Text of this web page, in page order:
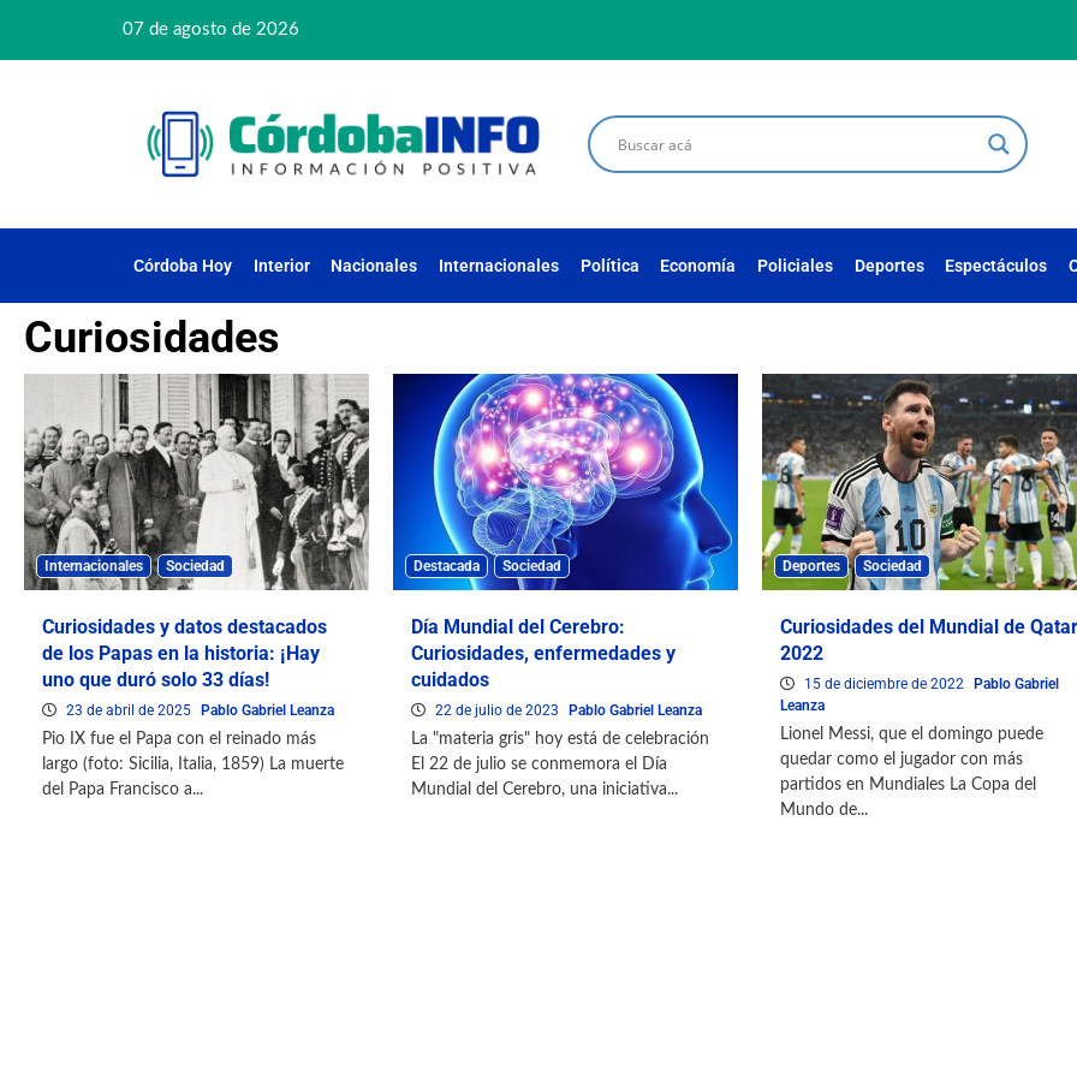
07 de agosto de 2026
Córdoba Hoy Interior Nacionales Internacionales Política Economía Policiales Deportes Espectáculos
Curiosidades
Internacionales Sociedad
Curiosidades y datos destacados
de los Papas en la historia: ¡Hay
uno que duró solo 33 días!
23 de abril de 2025
Pablo Gabriel Leanza
Pio IX fue el Papa con el reinado más
largo (foto: Sicilia, Italia, 1859) La muerte
del Papa Francisco a...
Destacada Sociedad
Día Mundial del Cerebro:
Curiosidades, enfermedades y
cuidados
22 de julio de 2023
Pablo Gabriel Leanza
La "materia gris" hoy está de celebración
El 22 de julio se conmemora el Día
Mundial del Cerebro, una iniciativa...
Deportes Sociedad
Curiosidades del Mundial de Qatar
2022
15 de diciembre de 2022
Pablo Gabriel
Leanza
Lionel Messi, que el domingo puede
quedar como el jugador con más
partidos en Mundiales La Copa del
Mundo de...